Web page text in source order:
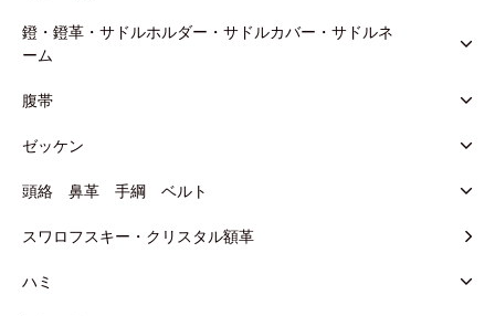
鐙・鐙革・サドルホルダー・サドルカバー・サドルネ
ーム
腹帯
ゼッケン
頭絡 鼻革 手綱 ベルト
スワロフスキー・クリスタル額革
ハミ